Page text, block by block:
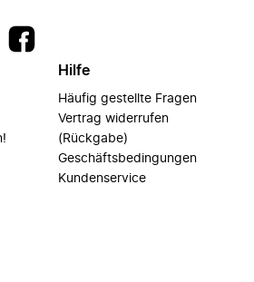
Hilfe
Häufig gestellte Fragen
Vertrag widerrufen
(Rückgabe)
Geschäftsbedingungen
Kundenservice